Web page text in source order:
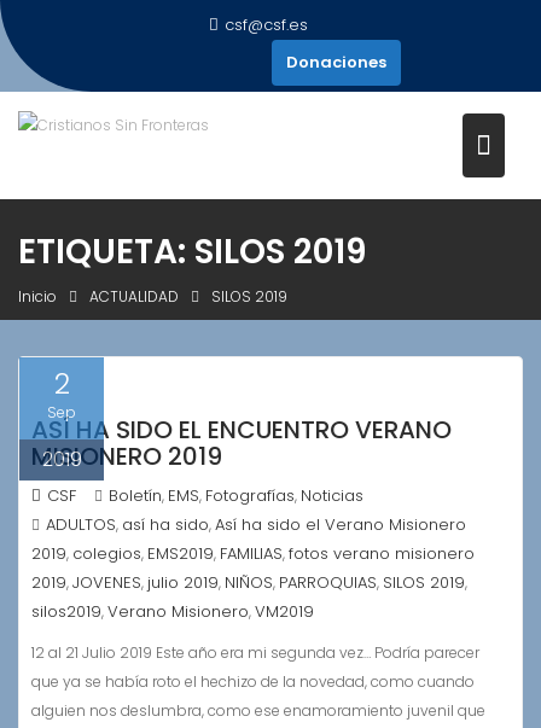
Saltar
al
contenido
csf@csf.es
Donaciones
ETIQUETA: SILOS 2019
Inicio ACTUALIDAD SILOS 2019
2
Sep
2019
ASÍ HA SIDO EL ENCUENTRO VERANO
MISIONERO 2019
CSF Boletín, EMS, Fotografías, Noticias
ADULTOS, así ha sido,Así ha sido el Verano Misionero
2019, colegios, EMS2019, FAMILIAS,fotos verano misionero
2019,JOVENES, julio 2019, NIÑOS, PARROQUIAS, SILOS 2019,
silos2019,Verano Misionero,VM2019
12 al 21 Julio 2019 Este año era mi segunda vez… Podría parecer
que ya se había roto el hechizo de la novedad, como cuando
alguien nos deslumbra, como ese enamoramiento juvenil que